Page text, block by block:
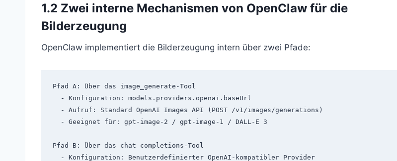
1.2 Zwei interne Mechanismen von OpenClaw für die
Bilderzeugung
OpenClaw implementiert die Bilderzeugung intern über zwei Pfade:
Pfad A: Über das image_generate-Tool
Pfad B: Über das chat completions-Tool